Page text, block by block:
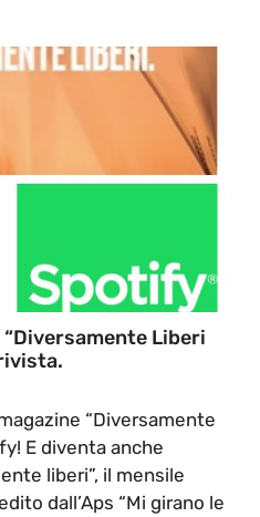
“Diversamente Liberi
“Diversamente
E diventa anche
liberi”, il mensile
dall’Aps “Mi girano le